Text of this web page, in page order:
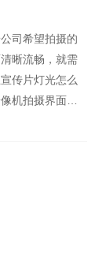
司希望拍摄的
晰流畅，就需
传片灯光怎么
机拍摄界面中